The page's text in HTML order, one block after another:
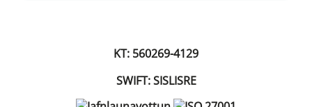
KT: 560269-4129
SWIFT: SISLISRE